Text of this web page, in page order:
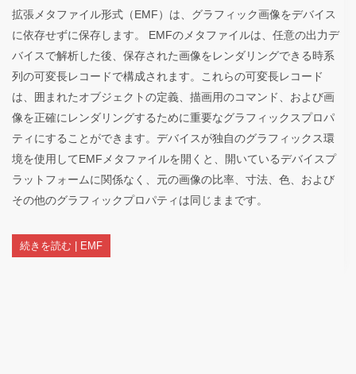
拡張メタファイル形式（EMF）は、グラフィック画像をデバイス
に依存せずに保存します。 EMFのメタファイルは、任意の出力デ
バイスで解析した後、保存された画像をレンダリングできる時系
列の可変長レコードで構成されます。これらの可変長レコード
は、囲まれたオブジェクトの定義、描画用のコマンド、および画
像を正確にレンダリングするために重要なグラフィックスプロパ
ティにすることができます。デバイスが独自のグラフィックス環
境を使用してEMFメタファイルを開くと、開いているデバイスプ
ラットフォームに関係なく、元の画像の比率、寸法、色、および
その他のグラフィックプロパティは同じままです。
続きを読む | EMF